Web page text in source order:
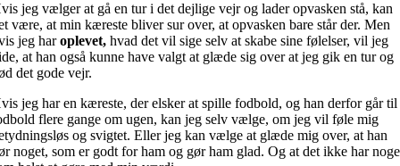
jeg vælger at gå en tur i det dejlige vejr og lader opvasken stå, kan
være, at min kæreste bliver sur over, at opvasken bare står der. Men
jeg haroplevet,hvad det vil sige selv at skabe sine følelser, vil jeg
at han også kunne have valgt at glæde sig over at jeg gik en tur og
det gode vejr.
jeg har en kæreste, der elsker at spille fodbold, og han derfor går til
flere gange om ugen, kan jeg selv vælge, om jeg vil føle mig
og svigtet. Eller jeg kan vælge at glæde mig over, at han
noget, som er godt for ham og gør ham glad. Og at det ikke har